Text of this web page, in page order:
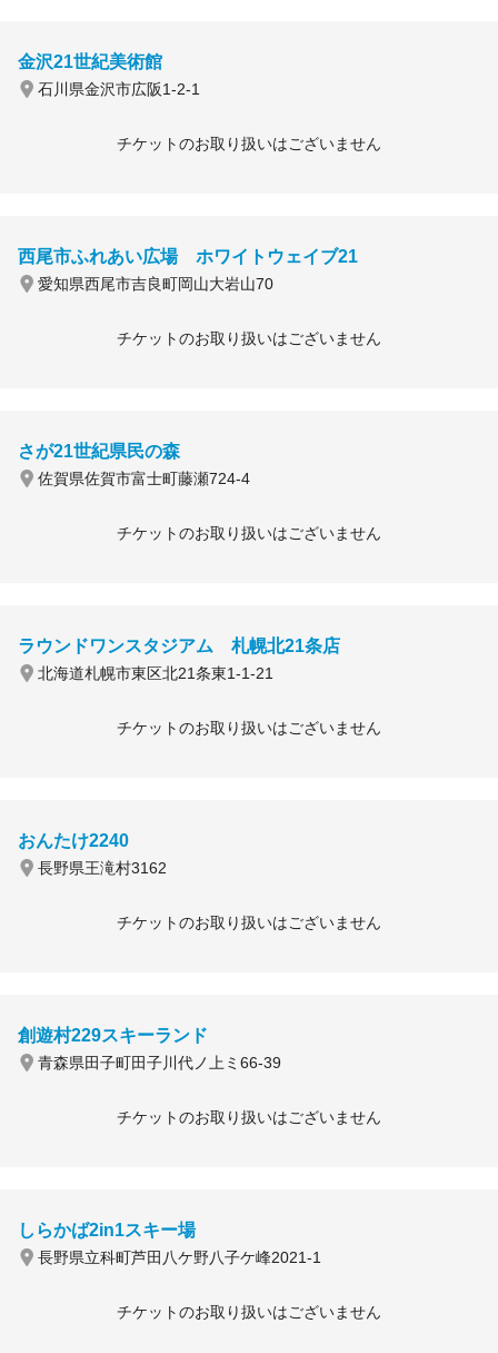
金沢21世紀美術館
石川県金沢市広阪1-2-1
チケットのお取り扱いはございません
西尾市ふれあい広場 ホワイトウェイブ21
愛知県西尾市吉良町岡山大岩山70
チケットのお取り扱いはございません
さが21世紀県民の森
佐賀県佐賀市富士町藤瀬724-4
チケットのお取り扱いはございません
ラウンドワンスタジアム 札幌北21条店
北海道札幌市東区北21条東1-1-21
チケットのお取り扱いはございません
おんたけ2240
長野県王滝村3162
チケットのお取り扱いはございません
創遊村229スキーランド
青森県田子町田子川代ノ上ミ66-39
チケットのお取り扱いはございません
しらかば2in1スキー場
長野県立科町芦田八ケ野八子ケ峰2021-1
チケットのお取り扱いはございません